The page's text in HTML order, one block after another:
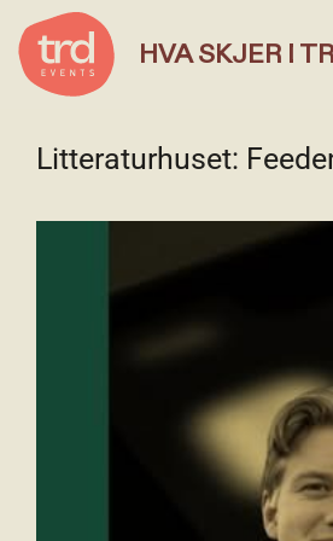
HVA SKJER I
Litteraturhuset: